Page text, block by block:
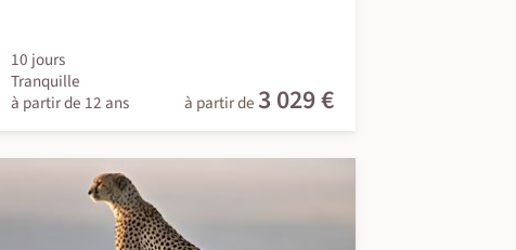
10 jours
Tranquille
à partir de 12 ans
à partir de 3 029 €